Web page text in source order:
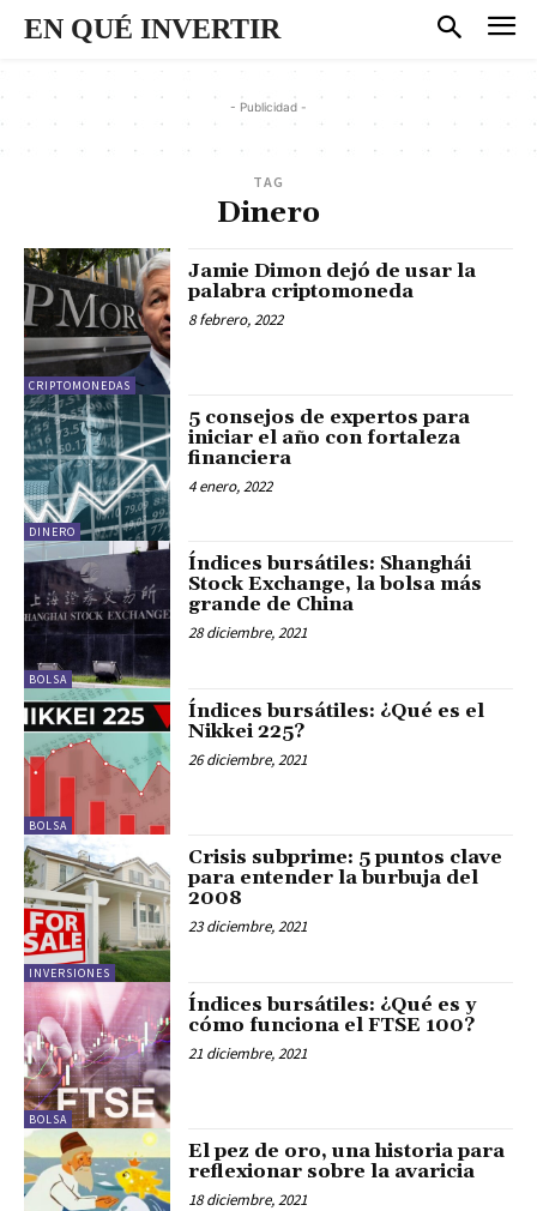
EN QUÉ INVERTIR
- Publicidad -
TAG
Dinero
CRIPTOMONEDAS
Jamie Dimon dejó de usar la
palabra criptomoneda
8 febrero, 2022
DINERO
5 consejos de expertos para
iniciar el año con fortaleza
financiera
4 enero, 2022
BOLSA
Índices bursátiles: Shanghái
Stock Exchange, la bolsa más
grande de China
28 diciembre, 2021
BOLSA
Índices bursátiles: ¿Qué es el
Nikkei 225?
26 diciembre, 2021
INVERSIONES
Crisis subprime: 5 puntos clave
para entender la burbuja del
2008
23 diciembre, 2021
BOLSA
Índices bursátiles: ¿Qué es y
cómo funciona el FTSE 100?
21 diciembre, 2021
El pez de oro, una historia para
reflexionar sobre la avaricia
18 diciembre, 2021